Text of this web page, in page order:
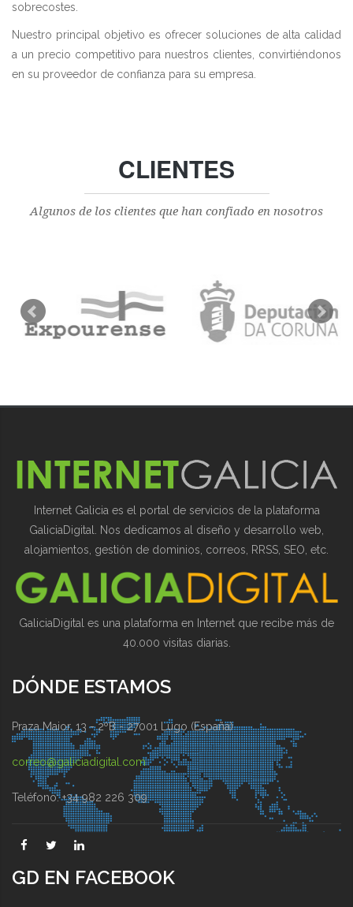
sobrecostes.
Nuestro principal objetivo es ofrecer soluciones de alta calidad
a un precio competitivo para nuestros clientes, convirtiéndonos
en su proveedor de confianza para su empresa.
CLIENTES
Algunos de los clientes que han confiado en nosotros
Internet Galicia es el portal de servicios de la plataforma
GaliciaDigital. Nos dedicamos al diseño y desarrollo web,
alojamientos, gestión de dominios, correos, RRSS, SEO, etc.
GaliciaDigital es una plataforma en Internet que recibe más de
40.000 visitas diarias.
DÓNDE ESTAMOS
Praza Maior, 13 - 2ºB - 27001 Lugo (España)
correo@galiciadigital.com
Teléfono: +34 982 226 309
GD EN FACEBOOK